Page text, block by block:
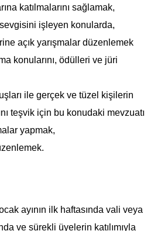
katılmalarını sağlamak,
işleyen konularda,
açık yarışmalar düzenlemek
konularını, ödülleri ve jüri
ile gerçek ve tüzel kişilerin
teşvik için bu konudaki mevzuatı
yapmak,
ayının ilk haftasında vali veya
ve sürekli üyelerin katılımıyla